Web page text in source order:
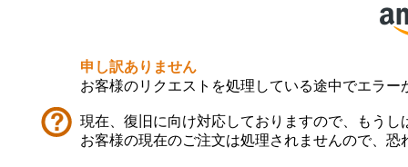
申し訳ありません
お客様のリクエストを処理している途中でエラー
現在、復旧に向け対応しておりますので、もうし
お客様の現在のご注文は処理されませんので、